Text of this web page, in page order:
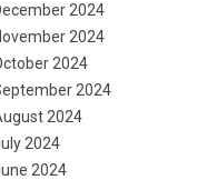
2024
2024
2024
2024
2024
2024
2024